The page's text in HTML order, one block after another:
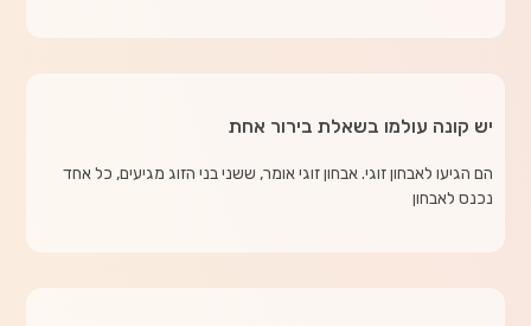
יש קונה עולמו בשאלת בירור אחת
הם הגיעו לאבחון זוגי. אבחון זוגי אומר, ששני בני הזוג מגיעים, כל אחד
נכנס לאבחון